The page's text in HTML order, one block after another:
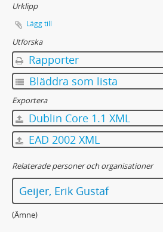
Urklipp
Lägg till
Utforska
Rapporter
Bläddra som lista
Exportera
Dublin Core 1.1 XML
EAD 2002 XML
Relaterade personer och organisationer
Geijer, Erik Gustaf
(Ämne)